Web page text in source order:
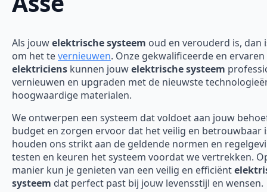
Als jouwelektrische systeem oud en verouderd is, dan
om het tevernieuwen. Onze gekwalificeerde en ervaren
elektriciens kunnen jouwelektrische systeem
vernieuwen en upgraden met de nieuwste
hoogwaardige materialen.
We ontwerpen een systeem dat voldoet aan jouw
budget en zorgen ervoor dat het veilig en betrouwbaar
houden ons strikt aan de geldende normen en
testen en keuren het systeem voordat we vertrekken.
manier kun je genieten van een veilig en efficiënt
systeem dat perfect past bij jouw levensstijl en wensen.